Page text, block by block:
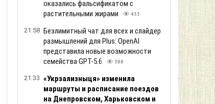
оказались фальсификатом с
растительными жирами
433
21:58 Безлимитный чат для всех и слайдер
размышлений для Plus: OpenAI
представила новые возможности
семейства GPT-5.6
388
21:33 «Укрзализныця» изменила
маршруты и расписание поездов
на Днепровском, Харьковском и